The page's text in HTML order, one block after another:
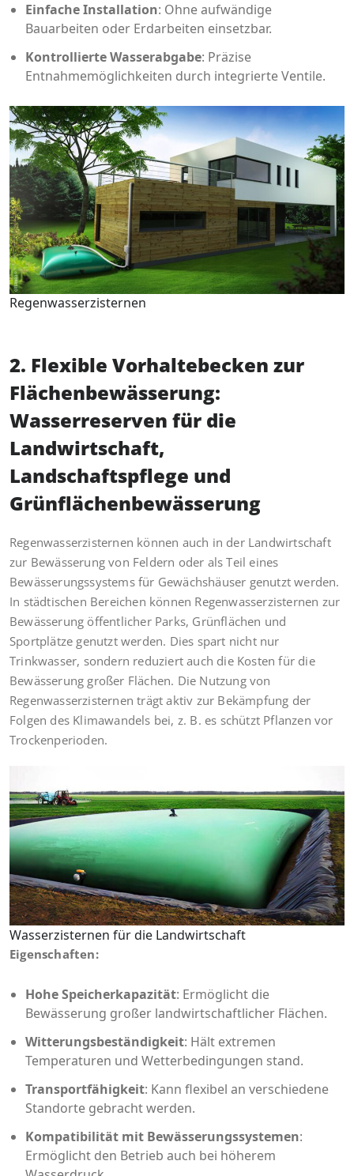
Einfache Installation: Ohne aufwändige
Bauarbeiten oder Erdarbeiten einsetzbar.
Kontrollierte Wasserabgabe: Präzise
Entnahmemöglichkeiten durch integrierte Ventile.
Regenwasserzisternen
2. Flexible Vorhaltebecken zur
Flächenbewässerung:
Wasserreserven für die
Landwirtschaft,
Landschaftspflege und
Grünflächenbewässerung
Regenwasserzisternen können auch in der Landwirtschaft
zur Bewässerung von Feldern oder als Teil eines
Bewässerungssystems für Gewächshäuser genutzt werden.
In städtischen Bereichen können Regenwasserzisternen zur
Bewässerung öffentlicher Parks, Grünflächen und
Sportplätze genutzt werden. Dies spart nicht nur
Trinkwasser, sondern reduziert auch die Kosten für die
Bewässerung großer Flächen. Die Nutzung von
Regenwasserzisternen trägt aktiv zur Bekämpfung der
Folgen des Klimawandels bei, z. B. es schützt Pflanzen vor
Trockenperioden.
Wasserzisternen für die Landwirtschaft
Eigenschaften:
Hohe Speicherkapazität: Ermöglicht die
Bewässerung großer landwirtschaftlicher Flächen.
Witterungsbeständigkeit: Hält extremen
Temperaturen und Wetterbedingungen stand.
Transportfähigkeit: Kann flexibel an verschiedene
Standorte gebracht werden.
Kompatibilität mit Bewässerungssystemen:
Ermöglicht den Betrieb auch bei höherem